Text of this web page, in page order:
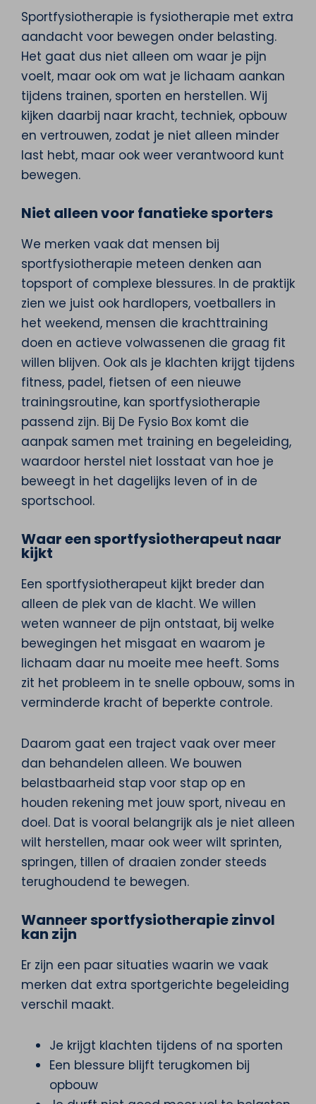
Sportfysiotherapie is fysiotherapie met extra
aandacht voor bewegen onder belasting.
Het gaat dus niet alleen om waar je pijn
voelt, maar ook om wat je lichaam aankan
tijdens trainen, sporten en herstellen. Wij
kijken daarbij naar kracht, techniek, opbouw
en vertrouwen, zodat je niet alleen minder
last hebt, maar ook weer verantwoord kunt
bewegen.
Niet alleen voor fanatieke sporters
We merken vaak dat mensen bij
sportfysiotherapie meteen denken aan
topsport of complexe blessures. In de praktijk
zien we juist ook hardlopers, voetballers in
het weekend, mensen die krachttraining
doen en actieve volwassenen die graag fit
willen blijven. Ook als je klachten krijgt tijdens
fitness, padel, fietsen of een nieuwe
trainingsroutine, kan sportfysiotherapie
passend zijn. Bij De Fysio Box komt die
aanpak samen met training en begeleiding,
waardoor herstel niet losstaat van hoe je
beweegt in het dagelijks leven of in de
sportschool.
Waar een sportfysiotherapeut naar
kijkt
Een sportfysiotherapeut kijkt breder dan
alleen de plek van de klacht. We willen
weten wanneer de pijn ontstaat, bij welke
bewegingen het misgaat en waarom je
lichaam daar nu moeite mee heeft. Soms
zit het probleem in te snelle opbouw, soms in
verminderde kracht of beperkte controle.
Daarom gaat een traject vaak over meer
dan behandelen alleen. We bouwen
belastbaarheid stap voor stap op en
houden rekening met jouw sport, niveau en
doel. Dat is vooral belangrijk als je niet alleen
wilt herstellen, maar ook weer wilt sprinten,
springen, tillen of draaien zonder steeds
terughoudend te bewegen.
Wanneer sportfysiotherapie zinvol
kan zijn
Er zijn een paar situaties waarin we vaak
merken dat extra sportgerichte begeleiding
verschil maakt.
Je krijgt klachten tijdens of na sporten
Een blessure blijft terugkomen bij
opbouw